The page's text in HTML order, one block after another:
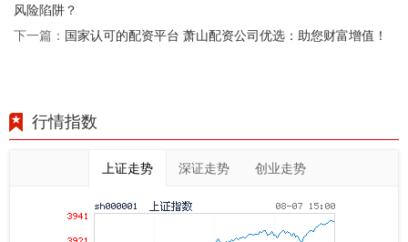
风险陷阱？
下一篇： 国家认可的配资平台 萧山配资公司优选：助您财富增值！
行情指数
上证走势 深证走势 创业走势